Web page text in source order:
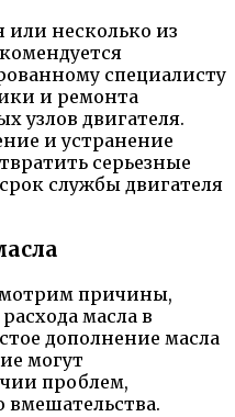
несколько из
специалисту
и ремонта
узлов двигателя.
и устранение
серьезные
службы двигателя
причины,
масла в
дополнение масла
могут
проблем,